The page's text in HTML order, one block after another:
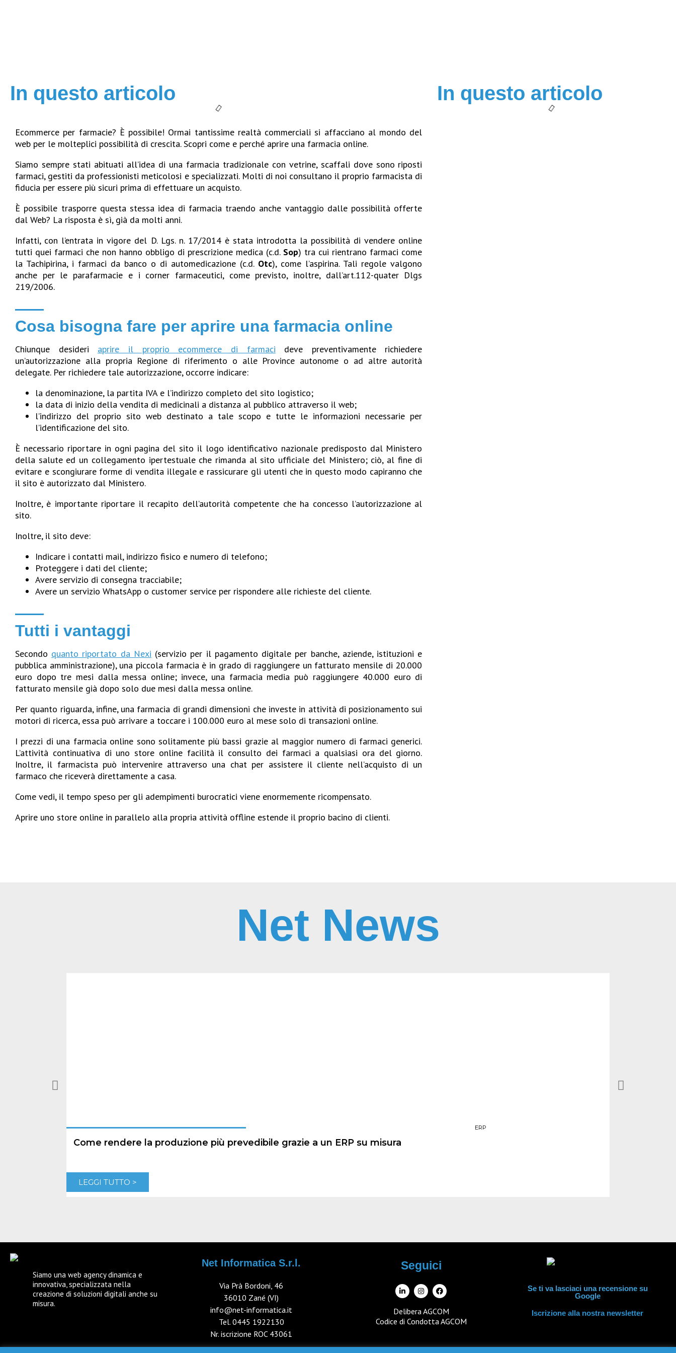
In questo articolo
Ecommerce per farmacie? È possibile! Ormai tantissime realtà commerciali si affacciano al mondo del
web per le molteplici possibilità di crescita. Scopri come e perché aprire una farmacia online.
Siamo sempre stati abituati all’idea di una farmacia tradizionale con vetrine, scaffali dove sono riposti
farmaci, gestiti da professionisti meticolosi e specializzati. Molti di noi consultano il proprio farmacista di
fiducia per essere più sicuri prima di effettuare un acquisto.
È possibile trasporre questa stessa idea di farmacia traendo anche vantaggio dalle possibilità offerte
dal Web? La risposta è sì, già da molti anni.
Infatti, con l’entrata in vigore del D. Lgs. n. 17/2014 è stata introdotta la possibilità di vendere online
tutti quei farmaci che non hanno obbligo di prescrizione medica (c.d. Sop) tra cui rientrano farmaci come
la Tachipirina, i farmaci da banco o di automedicazione (c.d. Otc), come l’aspirina. Tali regole valgono
anche per le parafarmacie e i corner farmaceutici, come previsto, inoltre, dall’art.112-quater Dlgs
219/2006.
Cosa bisogna fare per aprire una farmacia online
Chiunque desideri aprire il proprio ecommerce di farmaci deve preventivamente richiedere
un’autorizzazione alla propria Regione di riferimento o alle Province autonome o ad altre autorità
delegate. Per richiedere tale autorizzazione, occorre indicare:
la denominazione, la partita IVA e l’indirizzo completo del sito logistico;
la data di inizio della vendita di medicinali a distanza al pubblico attraverso il web;
l’indirizzo del proprio sito web destinato a tale scopo e tutte le informazioni necessarie per
l’identificazione del sito.
È necessario riportare in ogni pagina del sito il logo identificativo nazionale predisposto dal Ministero
della salute ed un collegamento ipertestuale che rimanda al sito ufficiale del Ministero; ciò, al fine di
evitare e scongiurare forme di vendita illegale e rassicurare gli utenti che in questo modo capiranno che
il sito è autorizzato dal Ministero.
Inoltre, è importante riportare il recapito dell’autorità competente che ha concesso l’autorizzazione al
sito.
Inoltre, il sito deve:
Indicare i contatti mail, indirizzo fisico e numero di telefono;
Proteggere i dati del cliente;
Avere servizio di consegna tracciabile;
Avere un servizio WhatsApp o customer service per rispondere alle richieste del cliente.
Tutti i vantaggi
Secondo quanto riportato da Nexi (servizio per il pagamento digitale per banche, aziende, istituzioni e
pubblica amministrazione), una piccola farmacia è in grado di raggiungere un fatturato mensile di 20.000
euro dopo tre mesi dalla messa online; invece, una farmacia media può raggiungere 40.000 euro di
fatturato mensile già dopo solo due mesi dalla messa online.
Per quanto riguarda, infine, una farmacia di grandi dimensioni che investe in attività di posizionamento sui
motori di ricerca, essa può arrivare a toccare i 100.000 euro al mese solo di transazioni online.
I prezzi di una farmacia online sono solitamente più bassi grazie al maggior numero di farmaci generici.
L’attività continuativa di uno store online facilità il consulto dei farmaci a qualsiasi ora del giorno.
Inoltre, il farmacista può intervenire attraverso una chat per assistere il cliente nell’acquisto di un
farmaco che riceverà direttamente a casa.
Come vedi, il tempo speso per gli adempimenti burocratici viene enormemente ricompensato.
Aprire uno store online in parallelo alla propria attività offline estende il proprio bacino di clienti.
In questo articolo
Net News
ERP
Come rendere la produzione più prevedibile grazie a un ERP su misura
LEGGI TUTTO >
Siamo una web agency dinamica e
innovativa, specializzata nella
creazione di soluzioni digitali anche su
misura.
Net Informatica S.r.l.
Via Prà Bordoni, 46
36010 Zané (VI)
info@net-informatica.it
Tel. 0445 1922130
Nr. iscrizione ROC 43061
Seguici
Delibera AGCOM
Codice di Condotta AGCOM
Se ti va lasciaci una recensione su
Google
Iscrizione alla nostra newsletter